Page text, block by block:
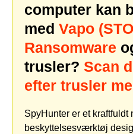
computer kan
med Vapo
Ransomware
trusler? Scan
efter trusler
SpyHunter er et kraftfuldt
beskyttelsesværktøj